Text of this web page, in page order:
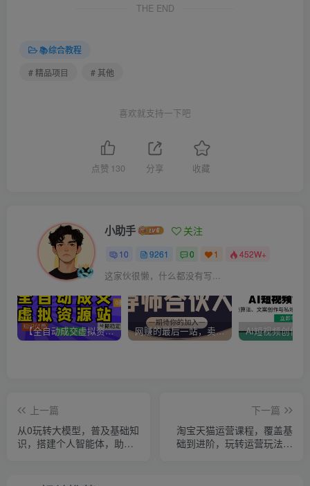
THE END
📚综合教程
# 精品项目
# 其他
喜欢就支持一下吧
点赞 130 分享 收藏
小助手 关注
10 9261 0 1 452W+
这家伙很懒，什么都没有写...
【全自动成交虚拟资源站】站长唯一陪跑项目！月入10W+~长期稳定~ 网赚的最后一站，卖项目！做网赚顶级猎食者~
上一篇
从0玩转大模型，普及基础知
识，搭建个人智能体，助力
下一篇
淘宝天猫运营课程，覆盖基
础到进阶，玩转运营玩法，